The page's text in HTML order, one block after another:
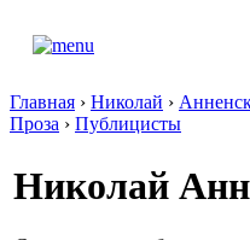
Главная › Николай ›
Проза › Публицисты
Николай